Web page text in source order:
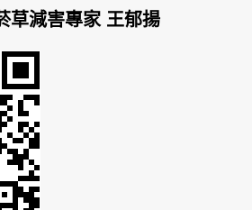
草減害專家 王郁揚